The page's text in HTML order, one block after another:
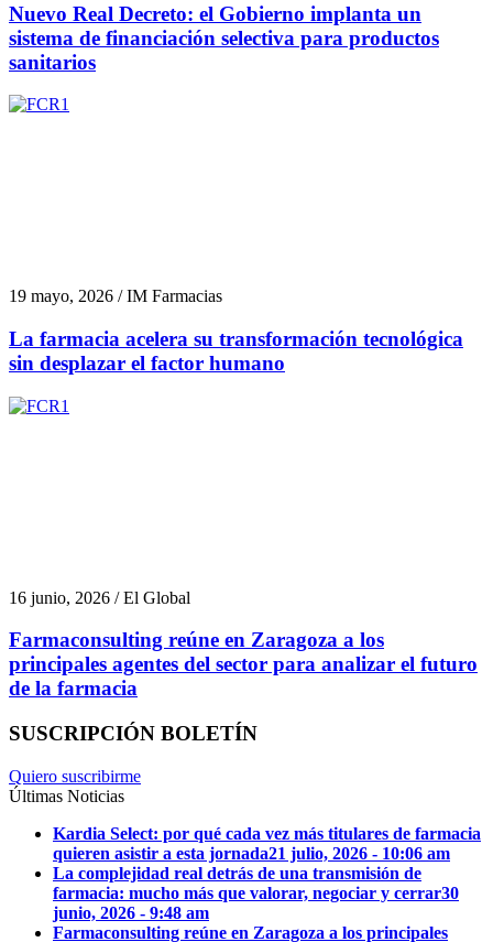
Nuevo Real Decreto: el Gobierno implanta un
sistema de financiación selectiva para productos
sanitarios
19 mayo, 2026 / IM Farmacias
La farmacia acelera su transformación tecnológica
sin desplazar el factor humano
16 junio, 2026 / El Global
Farmaconsulting reúne en Zaragoza a los
principales agentes del sector para analizar el futuro
de la farmacia
SUSCRIPCIÓN BOLETÍN
Quiero suscribirme
Últimas Noticias
Kardia Select: por qué cada vez más titulares de farmacia
quieren asistir a esta jornada21 julio, 2026 - 10:06 am
La complejidad real detrás de una transmisión de
farmacia: mucho más que valorar, negociar y cerrar30
junio, 2026 - 9:48 am
Farmaconsulting reúne en Zaragoza a los principales